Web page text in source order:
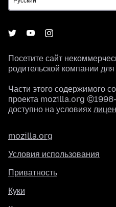
Посетите сайт
родительской компании для
Части этого содержимого
проекта mozilla.org
доступно на условиях
mozilla.org
Условия использования
Приватность
Куки